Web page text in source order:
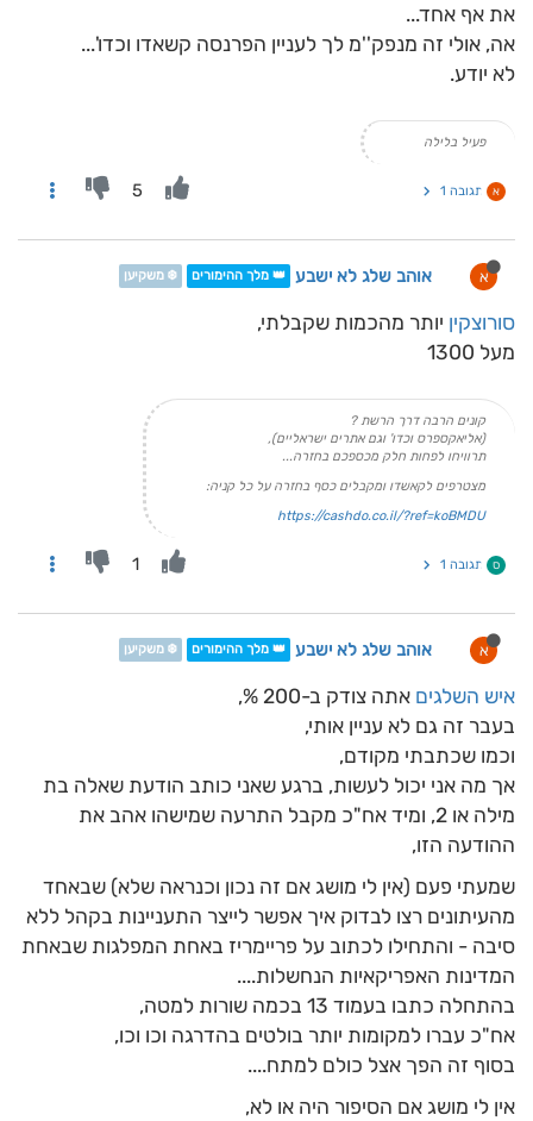
את אף אחד...
אה, אולי זה מנפק''מ לך לעניין הפרנסה קשאדו וכדו'...
לא יודע.
פעיל בלילה
א תגובה 1 5
א אוהב שלג לא ישבע 👑 מלך ההימורים ❄️ משקיען
סורוצקין יותר מהכמות שקבלתי,
מעל 1300
קונים הרבה דרך הרשת ?
(אליאקספרס וכדו' וגם אתרים ישראליים),
תרוויחו לפחות חלק מכספכם בחזרה...
מצטרפים לקאשדו ומקבלים כסף בחזרה על כל קניה:
https://cashdo.co.il/?ref=koBMDU
ס תגובה 1 1
א אוהב שלג לא ישבע 👑 מלך ההימורים ❄️ משקיען
איש השלגים אתה צודק ב-200 %,
בעבר זה גם לא עניין אותי,
וכמו שכתבתי מקודם,
אך מה אני יכול לעשות, ברגע שאני כותב הודעת שאלה בת
מילה או 2, ומיד אח"כ מקבל התרעה שמישהו אהב את
ההודעה הזו,
שמעתי פעם (אין לי מושג אם זה נכון וכנראה שלא) שבאחד
מהעיתונים רצו לבדוק איך אפשר לייצר התעניינות בקהל ללא
סיבה - והתחילו לכתוב על פריימריז באחת המפלגות שבאחת
המדינות האפריקאיות הנחשלות....
בהתחלה כתבו בעמוד 13 בכמה שורות למטה,
אח"כ עברו למקומות יותר בולטים בהדרגה וכו וכו,
בסוף זה הפך אצל כולם למתח....
אין לי מושג אם הסיפור היה או לא,